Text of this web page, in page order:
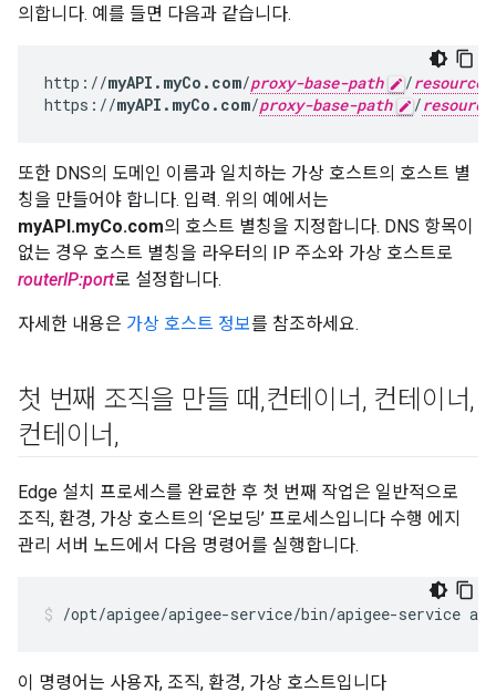
의합니다. 예를 들면 다음과 같습니다.
http://myAPI.myCo.com/proxy-base-path /resource-
https://myAPI.myCo.com/proxy-base-path /
또한 DNS의 도메인 이름과 일치하는 가상 호스트의 호스트 별
칭을 만들어야 합니다. 입력. 위의 예에서는
myAPI.myCo.com의 호스트 별칭을 지정합니다. DNS 항목이
없는 경우 호스트 별칭을 라우터의 IP 주소와 가상 호스트로
routerIP:port로 설정합니다.
자세한 내용은 가상 호스트 정보를 참조하세요.
첫 번째 조직을 만들 때,컨테이너, 컨테이너,
컨테이너,
Edge 설치 프로세스를 완료한 후 첫 번째 작업은 일반적으로
조직, 환경, 가상 호스트의 ‘온보딩’ 프로세스입니다 수행 에지
관리 서버 노드에서 다음 명령어를 실행합니다.
/opt/apigee/apigee-service/bin/apigee-service
이 명령어는 사용자, 조직, 환경, 가상 호스트입니다